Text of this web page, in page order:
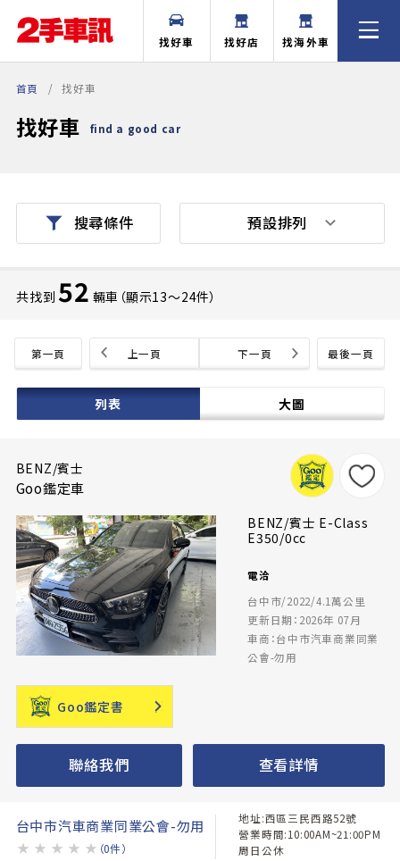
找好車 找好店 找海外車
首頁 找好車
找好車 find a good car
搜尋條件
共找到 52 輛車（顯示13〜24件）
第一頁 最後一頁
上一頁 下一頁
列表 大圖
預設排列
BENZ/賓士
Goo鑑定車
BENZ/賓士 E-Class
E350/0cc
電洽
台中市/2022/4.1萬公里
更新日期：2026年 07月
車商：台中市汽車商業同業
公會-勿用
Goo鑑定書
聯絡我們 查看詳情
台中市汽車商業同業公會-勿用
★ ★ ★ ★ ★ （0件）
地址:西區三民西路52號
營業時間:10:00AM~21:00PM
周日公休